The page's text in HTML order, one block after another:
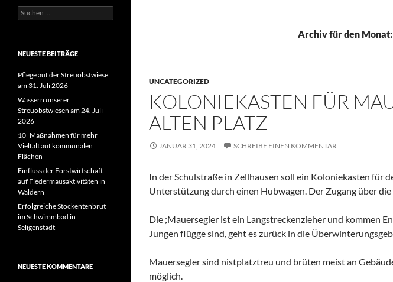
Archiv für den
UNCATEGORIZED
KOLONIEKASTEN FÜR
ALTEN PLATZ
JANUAR 31, 2024 SCHREIBE EINEN KOMMENTAR
In der Schulstraße in Zellhausen soll ein Koloniekasten für
Unterstützung durch einen Hubwagen. Der Zugang über
Die ;Mauersegler ist ein Langstreckenzieher und kommen
Jungen flügge sind, geht es zurück in die
Mauersegler sind nistplatztreu und brüten meist an
möglich.
Suchen
nach:
NEUESTE BEITRÄGE
Pflege auf der Streuobstwiese
am 31. Juli 2026
Wässern unserer
Streuobstwiesen am 24. Juli
2026
10 Maßnahmen für mehr
Vielfalt auf kommunalen
Flächen
Einfluss der Forstwirtschaft
auf Fledermausaktivitäten in
Wäldern
Erfolgreiche Stockentenbrut
im Schwimmbad in
Seligenstadt
NEUESTE KOMMENTARE